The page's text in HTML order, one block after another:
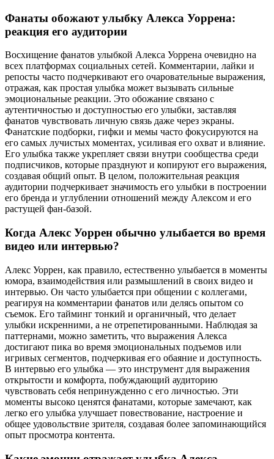
Фанаты обожают улыбку Алекса Уоррена:
реакция его аудитории
Восхищение фанатов улыбкой Алекса Уоррена очевидно на
всех платформах социальных сетей. Комментарии, лайки и
репосты часто подчеркивают его очаровательные выражения,
отражая, как простая улыбка может вызывать сильные
эмоциональные реакции. Это обожание связано с
аутентичностью и доступностью его улыбки, заставляя
фанатов чувствовать личную связь даже через экраны.
Фанатские подборки, гифки и мемы часто фокусируются на
его самых лучистых моментах, усиливая его охват и влияние.
Его улыбка также укрепляет связи внутри сообщества среди
подписчиков, которые празднуют и копируют его выражения,
создавая общий опыт. В целом, положительная реакция
аудитории подчеркивает значимость его улыбки в построении
его бренда и углублении отношений между Алексом и его
растущей фан-базой.
Когда Алекс Уоррен обычно улыбается во время
видео или интервью?
Алекс Уоррен, как правило, естественно улыбается в моменты
юмора, взаимодействия или размышлений в своих видео и
интервью. Он часто улыбается при общении с коллегами,
реагируя на комментарии фанатов или делясь опытом со
съемок. Его тайминг тонкий и органичный, что делает
улыбки искренними, а не отрепетированными. Наблюдая за
паттернами, можно заметить, что выражения Алекса
достигают пика во время эмоциональных подъемов или
игривых сегментов, подчеркивая его обаяние и доступность.
В интервью его улыбка — это инструмент для выражения
открытости и комфорта, побуждающий аудиторию
чувствовать себя непринужденно с его личностью. Эти
моменты высоко ценятся фанатами, которые замечают, как
легко его улыбка улучшает повествование, настроение и
общее удовольствие зрителя, создавая более запоминающийся
опыт просмотра контента.